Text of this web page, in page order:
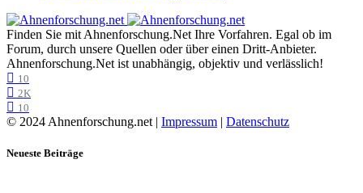
Finden Sie mit Ahnenforschung.Net Ihre Vorfahren. Egal ob im
Forum, durch unsere Quellen oder über einen Dritt-Anbieter.
Ahnenforschung.Net ist unabhängig, objektiv und verlässlich!
10
2K
10
© 2024 Ahnenforschung.net | Impressum | Datenschutz
Neueste Beiträge